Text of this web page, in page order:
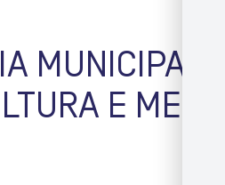
MUNICIPAL
E MEIO